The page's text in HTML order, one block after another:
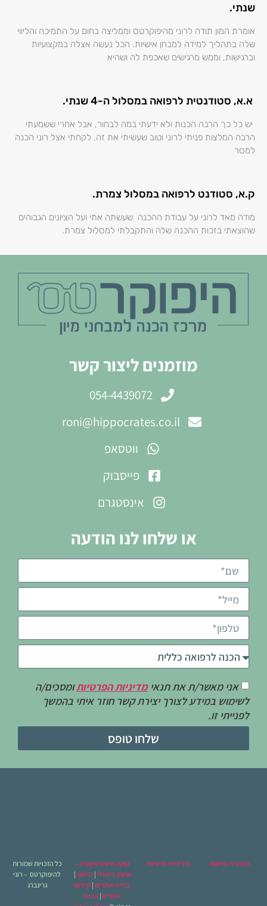
שנתי.
אומרת המון תודה לרוני מהיפוקרטס וממליצה בחום על התמיכה והליווי
שלה בתהליך למידה למבחן אישיות. הכל נעשה אצלה במקצועיות
וברגישות, וממש מרגישים שאכפת לה ושהיא
א.א, סטודנטית לרפואה במסלול ה-4 שנתי.
יש כל כך הרבה הכנות ולא ידעתי במה לבחור, אבל אחרי ששמעתי
הרבה המלצות פניתי לרוני וטוב שעשיתי את זה. לקחתי אצל רוני הכנה
למסר
ק.א, סטודנט לרפואה במסלול צמרת.
מודה מאד לרוני על עבודת ההכנה שעשתה אתי ועל הציונים הגבוהים
שהוצאתי בזכות ההכנה שלה והתקבלתי למסלול צמרת.
מוזמנים ליצור קשר
054-4439072
roni@hippocrates.co.il
ווטסאפ
פייסבוק
אינסטגרם
או שלחו לנו הודעה
אני מאשר/ת את תנאימדיניות הפרטיותומסכים/ה
לשימוש במידע לצורך יצירת קשר חוזר איתי בהמשך
לפנייתי זו.
שלחו טופס
הצהרת נגישות מדיניות פרטיות
קוקה אינטראקטיב –
שיווק דיגטלי |מיתוג |
בניית אתרים| קידום
אתרים|
coca
כל הזכויות שמורות
להיפוקרטס – רוני
גרינברג